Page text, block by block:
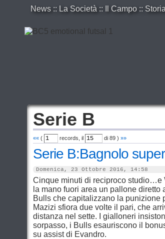
News :: La Società :: Il Campo :: Storia
Serie B
«« ( records, il di 89 ) »»
Serie B:Bagnolo
Domenica, 23 Ottobre 2016, 14:58
Cinque minuti di reciproco studio…e
la mano fuori area un pallone
Bulls che capitalizzano la punizione
Mazizi sfiora due volte il pari, che
distanza nel sette. I gialloneri
sorpasso, i Bulls esauriscono il
su assist di Evandro.